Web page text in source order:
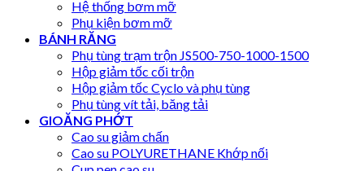
Hệ thống bơm mỡ
Phụ kiện bơm mỡ
BÁNH RĂNG
Phụ tùng trạm trộn JS500-750-1000-1500
Hộp giảm tốc cối trộn
Hộp giảm tốc Cyclo và phụ tùng
Phụ tùng vít tải, băng tải
GIOĂNG PHỚT
Cao su giảm chấn
Cao su POLYURETHANE Khớp nối